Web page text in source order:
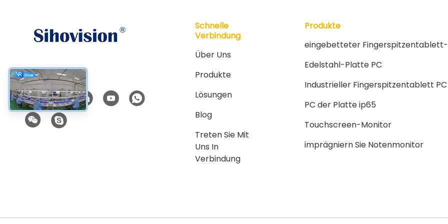
Soziale Medien
Schnelle
Verbindung
Über Uns
Produkte
Lösungen
Blog
Treten Sie Mit
Uns In
Verbindung
Produkte
eingebetteter Fingerspitzentablett-
Edelstahl-Platte PC
Industrieller Fingerspitzentablett PC
PC der Platte ip65
Touchscreen-Monitor
imprägniern Sie Notenmonitor